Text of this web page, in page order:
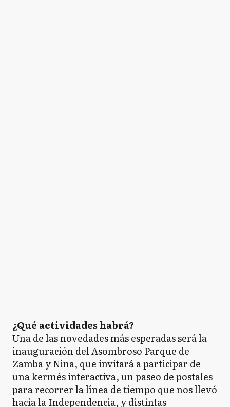
¿Qué actividades habrá?
Una de las novedades más esperadas será la
inauguración del Asombroso Parque de
Zamba y Nina, que invitará a participar de
una kermés interactiva, un paseo de postales
para recorrer la línea de tiempo que nos llevó
hacia la Independencia, y distintas